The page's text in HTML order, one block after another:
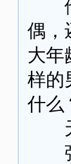
他
偶，
大年
样的
什么
天
张